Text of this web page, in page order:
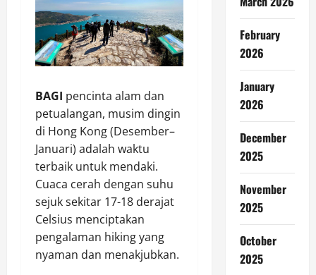
BAGI pencinta alam dan
petualangan, musim dingin
di Hong Kong (Desember–
Januari) adalah waktu
terbaik untuk mendaki.
Cuaca cerah dengan suhu
sejuk sekitar 17-18 derajat
Celsius menciptakan
pengalaman hiking yang
nyaman dan menakjubkan.
February
2026
January
2026
December
2025
November
2025
October
2025